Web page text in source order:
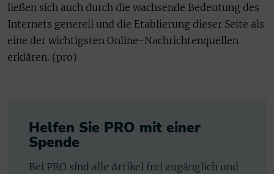
ließen sich auch durch die wachsende Bedeutung des
Internets generell und die Etablierung dieser Seite als
eine der wichtigsten Online-Nachrichtenquellen
erklären. (pro)
Helfen Sie PRO mit einer
Spende
Bei PRO sind alle Artikel frei zugänglich und